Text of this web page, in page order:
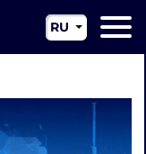
нас
RU
EN